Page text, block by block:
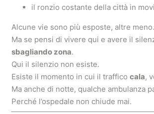
il ronzio costante della città in
Alcune vie sono più esposte, altre meno.
Ma se pensi di vivere qui e avere il
sbagliando zona.
Qui il silenzio non esiste.
Esiste il momento in cui il traffico cala,
Ma anche di notte, qualche ambulanza
Perché l’ospedale non chiude mai.